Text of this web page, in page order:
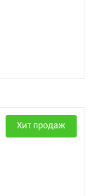
Хит продаж